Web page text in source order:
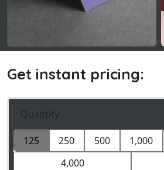
Get instant pricing:
Quantity
125 250 500 1,000
4,000
Orders are validly fulfilled
quantity of +/-